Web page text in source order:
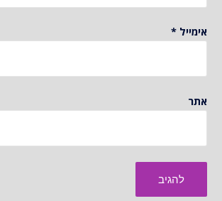
אימייל *
אתר